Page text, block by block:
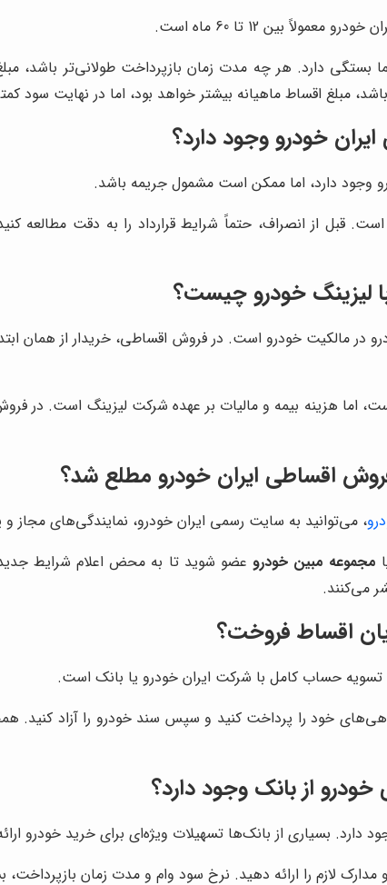
بین 12 تا 60 ماه است.
دارد. هر چه مدت زمان بازپرداخت طولانی‌تر باشد،
مبلغ اقساط ماهیانه بیشتر خواهد بود، اما در نهایت سود
خودرو وجود دارد؟
وجود دارد، اما ممکن است مشمول جریمه باشد.
قبل از انصراف، حتماً شرایط قرارداد را به دقت
لیزینگ خودرو چیست؟
در مالکیت خودرو است. در فروش اقساطی، خریدار از همان
است، اما هزینه بیمه و مالیات بر عهده شرکت لیزینگ است.
اقساطی ایران خودرو مطلع شد؟
، می‌توانید به سایت رسمی ایران خودرو، نمایندگی‌های مجاز
مجموعه مبین خودرو عضو شوید تا به محض اعلام شرایط
می‌کنند.
اقساط فروخت؟
تسویه حساب کامل با شرکت ایران خودرو یا بانک است.
خود را پرداخت کنید و سپس سند خودرو را آزاد کنید.
از بانک وجود دارد؟
دارد. بسیاری از بانک‌ها تسهیلات ویژه‌ای برای خرید خودرو
مدارک لازم را ارائه دهید. نرخ سود وام و مدت زمان